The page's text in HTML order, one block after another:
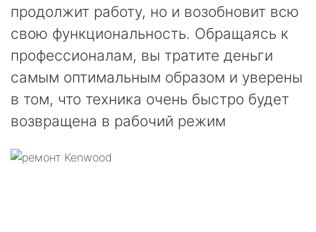
продолжит работу, но и возобновит всю
свою функциональность. Обращаясь к
профессионалам, вы тратите деньги
самым оптимальным образом и уверены
в том, что техника очень быстро будет
возвращена в рабочий режим